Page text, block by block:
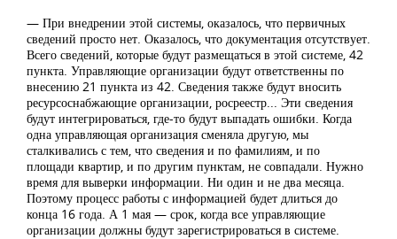
— При внедрении этой системы, оказалось, что первичных
сведений просто нет. Оказалось, что документация отсутствует.
Всего сведений, которые будут размещаться в этой системе, 42
пункта. Управляющие организации будут ответственны по
внесению 21 пункта из 42. Сведения также будут вносить
ресурсоснабжающие организации, росреестр... Эти сведения
будут интегрироваться, где-то будут выпадать ошибки. Когда
одна управляющая организация сменяла другую, мы
сталкивались с тем, что сведения и по фамилиям, и по
площади квартир, и по другим пунктам, не совпадали. Нужно
время для выверки информации. Ни один и не два месяца.
Поэтому процесс работы с информацией будет длиться до
конца 16 года. А 1 мая — срок, когда все управляющие
организации должны будут зарегистрироваться в системе.